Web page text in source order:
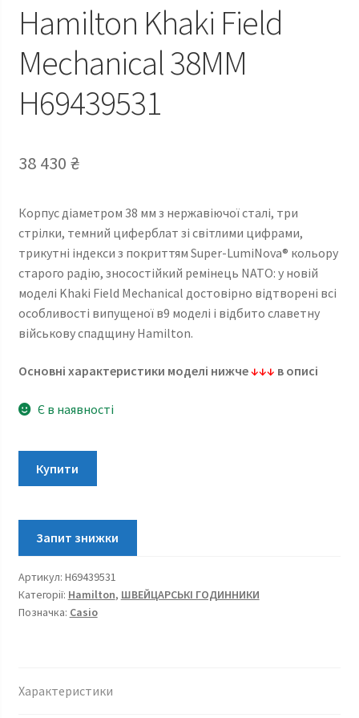
Hamilton Khaki Field
Mechanical 38MM
H69439531
38 430 ₴
Корпус діаметром 38 мм з нержавіючої сталі, три
стрілки, темний циферблат зі світлими цифрами,
трикутні індекси з покриттям Super-LumiNova® кольору
старого радію, зносостійкий ремінець NATO: у новій
моделі Khaki Field Mechanical достовірно відтворені всі
особливості випущеної в9 моделі і відбито славетну
військову спадщину Hamilton.
Основні характеристики моделі нижче↓↓↓ в описі
Є в наявності
Khaki
Mechanical
38MM
H69439531
кількість
Купити
Артикул: H69439531
Категорії: Hamilton, ШВЕЙЦАРСЬКІ ГОДИННИКИ
Позначка: Casio
Характеристики